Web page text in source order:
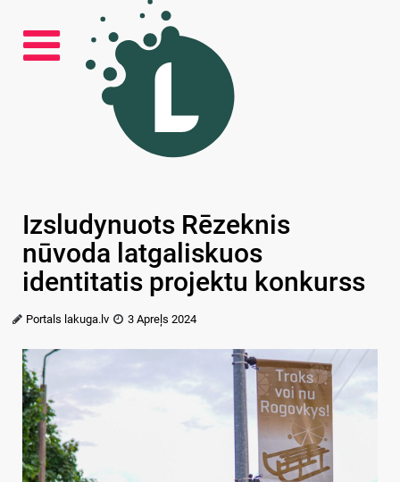
Izsludynuots Rēzeknis
nūvoda latgaliskuos
identitatis projektu konkurss
Portals lakuga.lv 3 Apreļs 2024